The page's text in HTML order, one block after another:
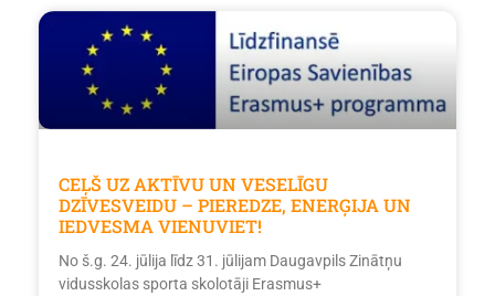
CEĻŠ UZ AKTĪVU UN VESELĪGU
DZĪVESVEIDU – PIEREDZE, ENERĢIJA UN
IEDVESMA VIENUVIET!
No š.g. 24. jūlija līdz 31. jūlijam Daugavpils Zinātņu
vidusskolas sporta skolotāji Erasmus+